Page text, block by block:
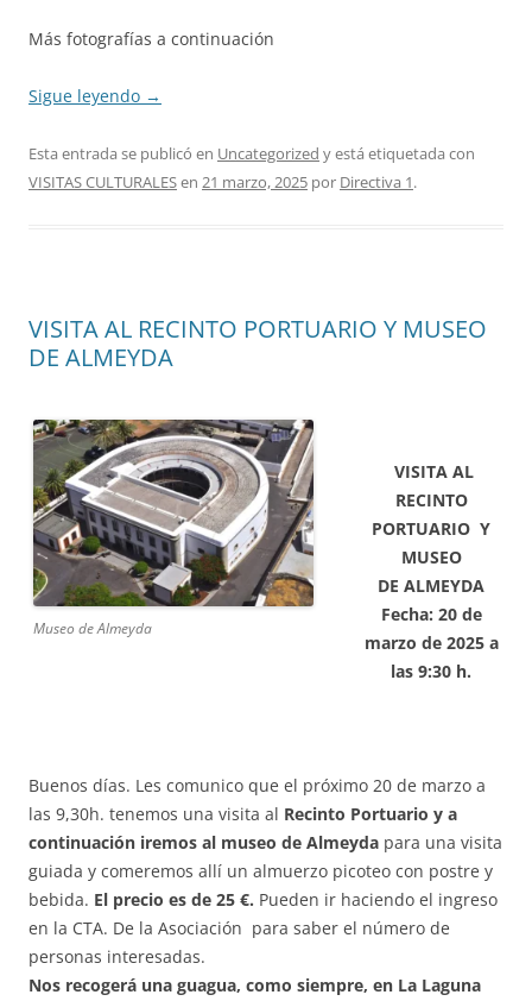
Más fotografías a continuación
Sigue leyendo →
Esta entrada se publicó en Uncategorized y está etiquetada con
VISITAS CULTURALESen 21 marzo, 2025 por Directiva 1.
VISITA AL RECINTO PORTUARIO Y MUSEO
DE ALMEYDA
Museo de Almeyda
VISITA AL
RECINTO
PORTUARIO Y
MUSEO
DE ALMEYDA
Fecha: 20 de
marzo de 2025 a
las 9:30 h.
Buenos días. Les comunico que el próximo 20 de marzo a
las 9,30h. tenemos una visita al Recinto Portuario y a
continuación iremos al museo de Almeyda para una visita
guiada y comeremos allí un almuerzo picoteo con postre y
bebida. El precio es de 25 €. Pueden ir haciendo el ingreso
en la CTA. De la Asociación para saber el número de
personas interesadas.
Nos recogerá una guagua, como siempre, en La Laguna